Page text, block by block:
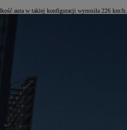
auta w takiej konfiguracji wynosiła 226 km/h.